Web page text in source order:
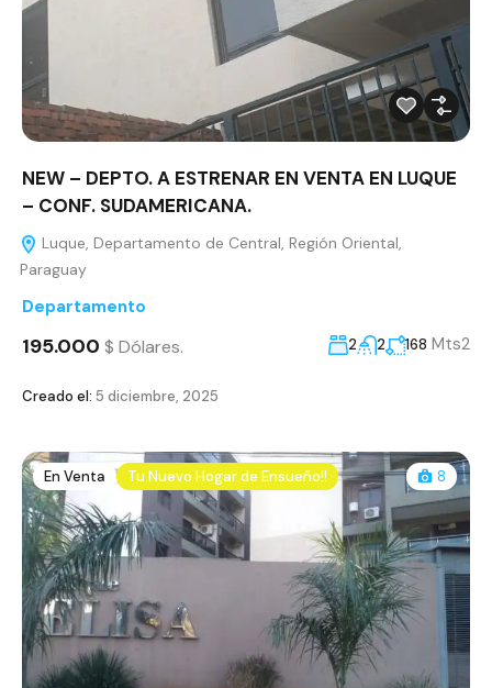
NEW – DEPTO. A ESTRENAR EN VENTA EN LUQUE
– CONF. SUDAMERICANA.
Luque, Departamento de Central, Región Oriental,
Paraguay
Departamento
195.000 $ Dólares. 2 2 168 Mts2
Creado el: 5 diciembre, 2025
En Venta Tu Nuevo Hogar de Ensueño!! 8